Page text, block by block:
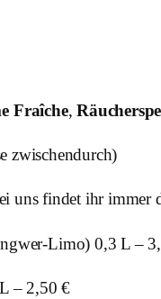
Fraîche,
zwischendurch)
uns findet ihr immer
Limo) 0,3 L –
– 2,50 €